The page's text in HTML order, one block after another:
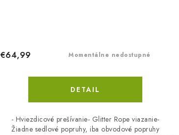
Momentálne nedostupné
€64,99
DETAIL
- Hviezdicové prešívanie- Glitter Rope viazanie-
Žiadne sedlové popruhy, iba obvodové popruhy